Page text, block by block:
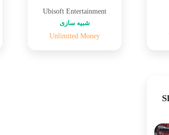
Ubisoft Entertainment
شبیه سازی
Unlimited Money